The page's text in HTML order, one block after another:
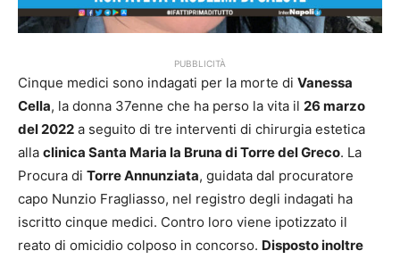
PUBBLICITÀ
Cinque medici sono indagati per la morte di Vanessa
Cella, la donna 37enne che ha perso la vita il 26 marzo
del 2022 a seguito di tre interventi di chirurgia estetica
alla clinica Santa Maria la Bruna di Torre del Greco. La
Procura di Torre Annunziata, guidata dal procuratore
capo Nunzio Fragliasso, nel registro degli indagati ha
iscritto cinque medici. Contro loro viene ipotizzato il
reato di omicidio colposo in concorso. Disposto inoltre